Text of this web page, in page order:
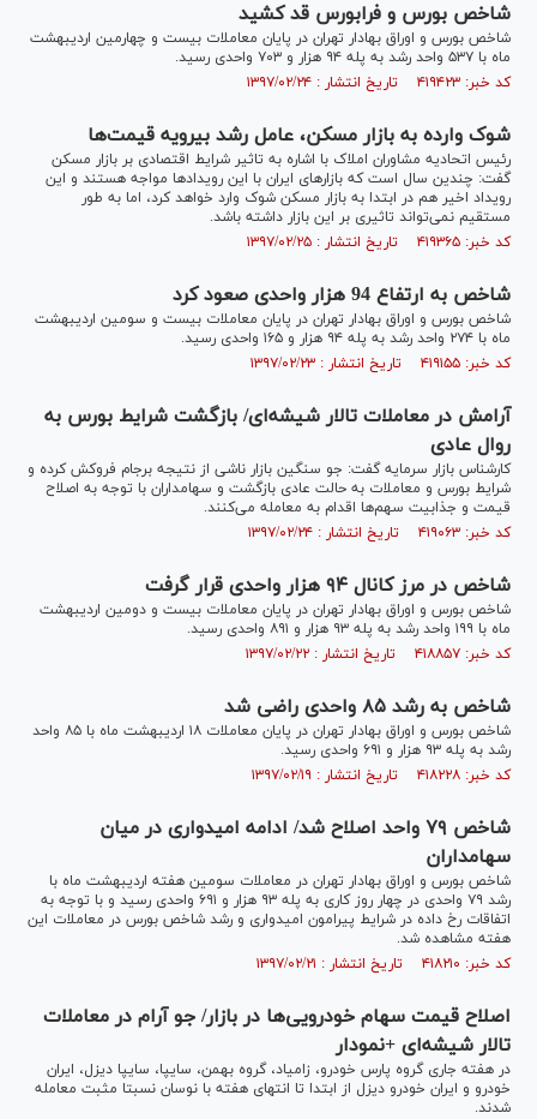
شاخص بورس و فرابورس قد کشید
شاخص بورس و اوراق بهادار تهران در پایان معاملات بیست و چهارمین اردیبهشت
ماه با ۵۳۷ واحد رشد به پله ۹۴ هزار و ۷۰۳ واحدی رسید.
کد خبر: ۴۱۹۴۲۳ تاریخ انتشار : ۱۳۹۷/۰۲/۲۴
شوک وارده به بازار مسکن، عامل رشد بی‎رویه قیمت‌ها
رئیس اتحادیه مشاوران املاک با اشاره به تاثیر شرایط اقتصادی بر بازار مسکن
گفت: چندین سال است که بازار‌های ایران با این رویداد‌ها مواجه هستند و این
رویداد اخیر هم در ابتدا به بازار مسکن شوک وارد خواهد کرد، اما به طور
مستقیم نمی‌تواند تاثیری بر این بازار داشته باشد.
کد خبر: ۴۱۹۳۶۵ تاریخ انتشار : ۱۳۹۷/۰۲/۲۵
شاخص به ارتفاع 94 هزار واحدی صعود کرد
شاخص بورس و اوراق بهادار تهران در پایان معاملات بیست و سومین اردیبهشت
ماه با ۲۷۴ واحد رشد به پله ۹۴ هزار و ۱۶۵ واحدی رسید.
کد خبر: ۴۱۹۱۵۵ تاریخ انتشار : ۱۳۹۷/۰۲/۲۳
آرامش در معاملات تالار شیشه‌ای/ بازگشت شرایط بورس به
روال عادی
کارشناس بازار سرمایه گفت: جو سنگین بازار ناشی از نتیجه برجام فروکش کرده و
شرایط بورس و معاملات به حالت عادی بازگشت و سهامداران با توجه به اصلاح
قیمت و جذابیت سهم‌ها اقدام به معامله می‌کنند.
کد خبر: ۴۱۹۰۶۳ تاریخ انتشار : ۱۳۹۷/۰۲/۲۴
شاخص در مرز کانال ۹۴ هزار واحدی قرار گرفت
شاخص بورس و اوراق بهادار تهران در پایان معاملات بیست و دومین اردیبهشت
ماه با ۱۹۹ واحد رشد به پله ۹۳ هزار و ۸۹۱ واحدی رسید.
کد خبر: ۴۱۸۸۵۷ تاریخ انتشار : ۱۳۹۷/۰۲/۲۲
شاخص به رشد ۸۵ واحدی راضی شد
شاخص بورس و اوراق بهادار تهران در پایان معاملات ۱۸ اردیبهشت ماه با ۸۵ واحد
رشد به پله ۹۳ هزار و ۶۹۱ واحدی رسید.
کد خبر: ۴۱۸۲۲۸ تاریخ انتشار : ۱۳۹۷/۰۲/۱۹
شاخص ۷۹ واحد اصلاح شد/ ادامه امیدواری در میان
سهامداران
شاخص بورس و اوراق بهادار تهران در معاملات سومین هفته اردیبهشت ماه با
رشد ۷۹ واحدی در چهار روز کاری به پله ۹۳ هزار و ۶۹۱ واحدی رسید و با توجه به
اتفاقات رخ داده در شرایط پیرامون امیدواری و رشد شاخص بورس در معاملات این
هفته مشاهده شد.
کد خبر: ۴۱۸۲۱۰ تاریخ انتشار : ۱۳۹۷/۰۲/۲۱
اصلاح قیمت سهام خودرو‌یی‌ها در بازار/ جو آرام در معاملات
تالار شیشه‌ای +نمودار
در هفته جاری گروه پارس خودرو، زامیاد، گروه بهمن، سایپا، سایپا دیزل، ایران
خودرو و ایران خودرو دیزل از ابتدا تا انتهای هفته با نوسان نسبتا مثبت معامله
شدند.